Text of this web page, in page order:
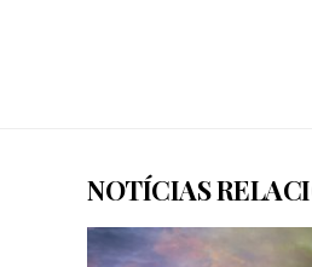
NOTÍCIAS